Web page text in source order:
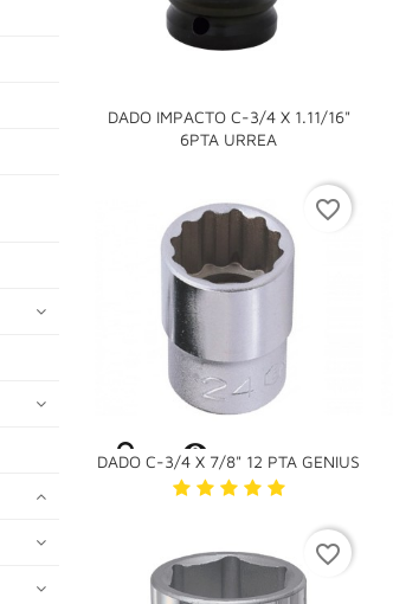
DADO IMPACTO C-3/4 X 1.11/16"
6PTA URREA

DADO C-3/4 X 7/8" 12 PTA GENIUS

favorite_border
favorite_border